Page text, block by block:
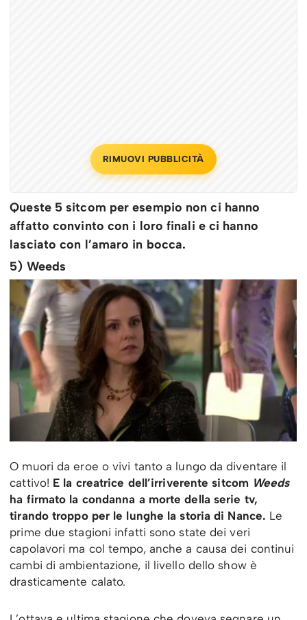
RIMUOVI PUBBLICITÀ
Queste 5 sitcom per esempio non ci hanno
affatto convinto con i loro finali e ci hanno
lasciato con l’amaro in bocca.
5) Weeds
O muori da eroe o vivi tanto a lungo da diventare il
cattivo! E la creatrice dell’irriverente sitcom Weeds
ha firmato la condanna a morte della serie tv,
tirando troppo per le lunghe la storia di Nance. Le
prime due stagioni infatti sono state dei veri
capolavori ma col tempo, anche a causa dei continui
cambi di ambientazione, il livello dello show è
drasticamente calato.